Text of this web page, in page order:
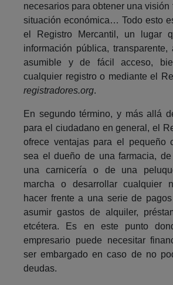
necesarios para obtener una visión
situación económica… Todo esto
el Registro Mercantil, un lugar
información pública,
asumible y de fácil acceso,
cualquier registro o mediante el
registradores.org.
En segundo término, y más allá
para el ciudadano en general, el
ofrece ventajas para el pequeño
sea el dueño de una farmacia,
una carnicería o de una
marcha o desarrollar cualquier
hacer frente a una serie de
asumir gastos de alquiler,
etcétera. Es en este punto
empresario puede necesitar
ser embargado en caso de no
deudas.